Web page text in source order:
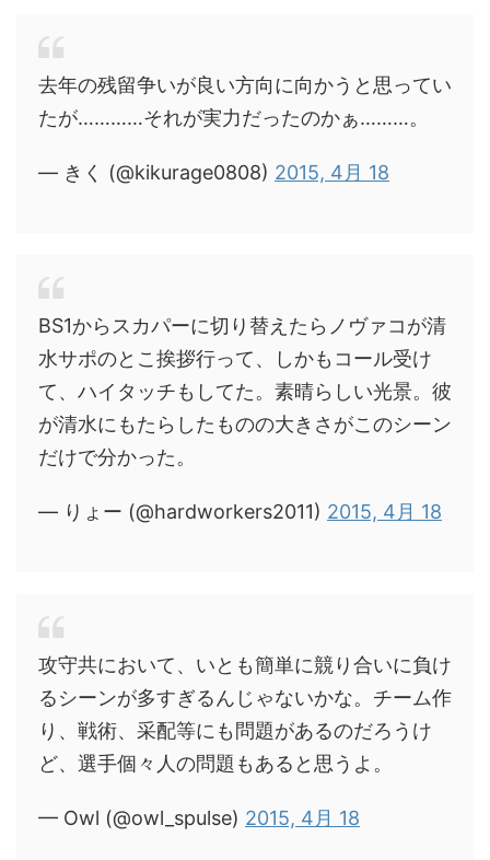
去年の残留争いが良い方向に向かうと思ってい
たが…………それが実力だったのかぁ………。
— きく (@kikurage0808) 2015, 4月 18
BS1からスカパーに切り替えたらノヴァコが清
水サポのとこ挨拶行って、しかもコール受け
て、ハイタッチもしてた。素晴らしい光景。彼
が清水にもたらしたものの大きさがこのシーン
だけで分かった。
— りょー (@hardworkers2011) 2015, 4月 18
攻守共において、いとも簡単に競り合いに負け
るシーンが多すぎるんじゃないかな。チーム作
り、戦術、采配等にも問題があるのだろうけ
ど、選手個々人の問題もあると思うよ。
— Owl (@owl_spulse) 2015, 4月 18